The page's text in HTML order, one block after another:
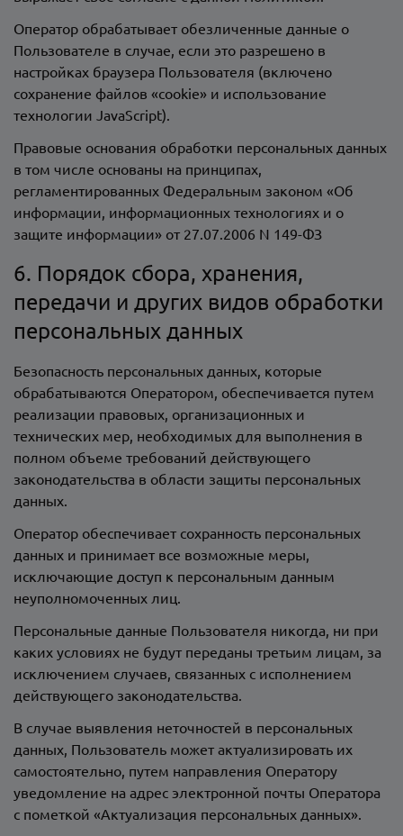
Оператор обрабатывает обезличенные данные о
Пользователе в случае, если это разрешено в
настройках браузера Пользователя (включено
сохранение файлов «cookie» и использование
технологии JavaScript).
Правовые основания обработки персональных данных
в том числе основаны на принципах,
регламентированных Федеральным законом «Об
информации, информационных технологиях и о
защите информации» от 27.07.2006 N 149-ФЗ
6. Порядок сбора, хранения,
передачи и других видов обработки
персональных данных
Безопасность персональных данных, которые
обрабатываются Оператором, обеспечивается путем
реализации правовых, организационных и
технических мер, необходимых для выполнения в
полном объеме требований действующего
законодательства в области защиты персональных
данных.
Оператор обеспечивает сохранность персональных
данных и принимает все возможные меры,
исключающие доступ к персональным данным
неуполномоченных лиц.
Персональные данные Пользователя никогда, ни при
каких условиях не будут переданы третьим лицам, за
исключением случаев, связанных с исполнением
действующего законодательства.
В случае выявления неточностей в персональных
данных, Пользователь может актуализировать их
самостоятельно, путем направления Оператору
уведомление на адрес электронной почты Оператора
с пометкой «Актуализация персональных данных».